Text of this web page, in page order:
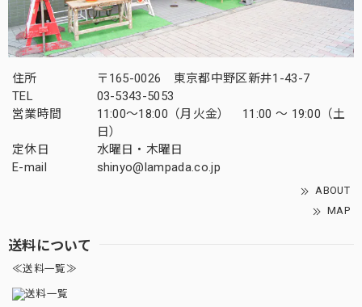
住所
〒165-0026 東京都中野区新井1-43-7
TEL
03-5343-5053
営業時間
11:00～18:00（月火金） 11:00 ～ 19:00（土
日）
定休日
水曜日・木曜日
E-mail
shinyo@lampada.co.jp
ABOUT
MAP
送料について
≪送料一覧≫